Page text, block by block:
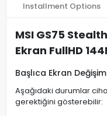
Installment Options
MSI GS75
Ekran FullHD
Başlıca Ekran
Aşağıdaki durumlar
gerektiğini gösterebilir: